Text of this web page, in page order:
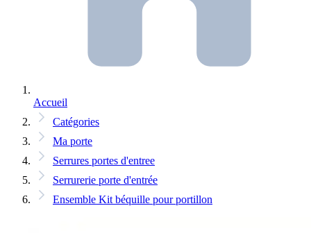
Accueil
Catégories
Ma porte
Serrures portes d'entree
Serrurerie porte d'entrée
Ensemble Kit béquille pour portillon